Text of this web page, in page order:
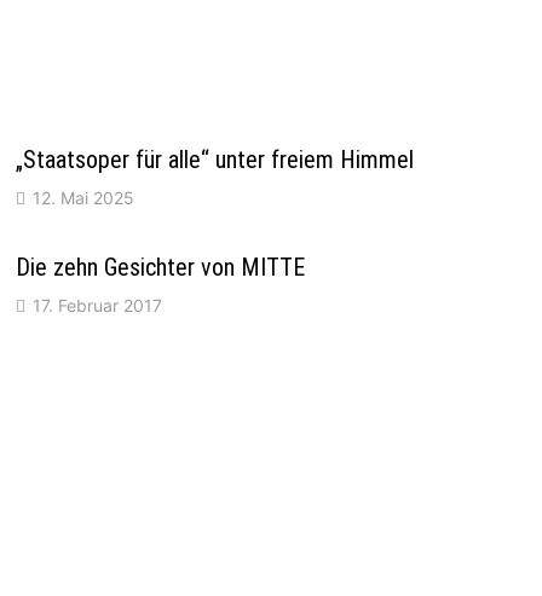
„Staatsoper für alle“ unter freiem Himmel
12. Mai 2025
Die zehn Gesichter von MITTE
17. Februar 2017